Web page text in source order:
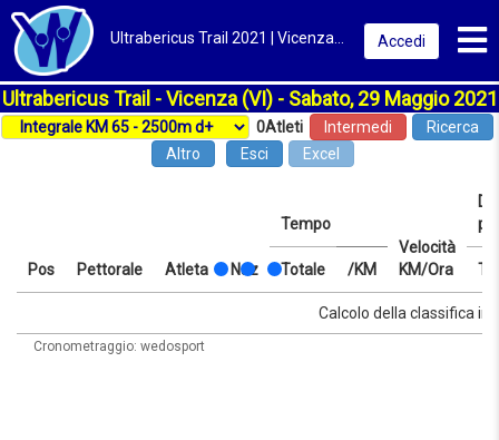
Accedi
Ultrabericus Trail - Vicenza (VI) - Sabato, 29 Maggio 2021
0Atleti Intermedi
Ricerca
Altro
Esci Excel
Pos Pettorale Atleta Naz
Tempo
Velocità
KM/Ora
Totale /KM
Tempo
Velocità
Totale /KM
Calcolo della classifica in
Cronometraggio: wedosport